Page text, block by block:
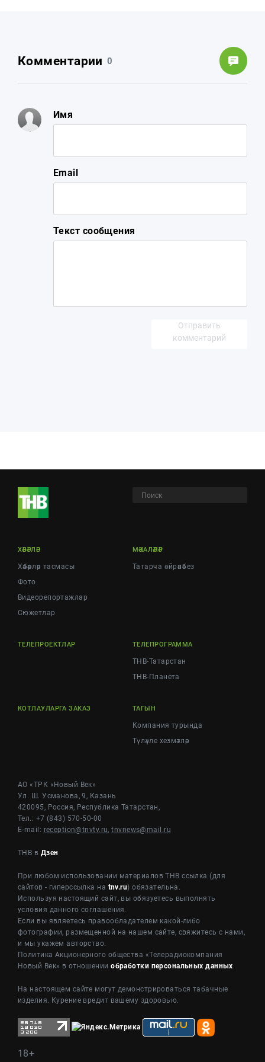
Комментарии 0
Имя
Email
Текст сообщения
Отправить
комментарий
ХӘБӘРЛӘР
Хәбәрләр тасмасы
Фото
Видеорепортажлар
Cюжетлар
МӘКАЛӘЛӘР
Татарча өйрәнәбез
ТЕЛЕПРОЕКТЛАР ТЕЛЕПРОГРАММА
ТНВ-Татарстан
ТНВ-Планета
КОТЛАУЛАРГА ЗАКАЗ ТАГЫН
Компания турында
Түләүле хезмәтләр
АО «ТРК «Новый Век»
Ул. Ш. Усманова, 9, Казань
420095, Россия, Республика Татарстан,
Тел.: +7 (843) 570-50-00
E-mail: reception@tnvtv.ru,tnvnews@mail.ru
ТНВ в Дзен
При любом использовании материалов ТНВ ссылка (для
сайтов - гиперссылка на tnv.ru) обязательна.
Используя настоящий сайт, вы обязуетесь выполнять
условия данного соглашения.
Если вы являетесь правообладателем какой-либо
фотографии, размещенной на нашем сайте, свяжитесь с нами,
и мы укажем авторство.
Политика Акционерного общества «Телерадиокомпания
Новый Век» в отношенииобработки персональных данных.
На настоящем сайте могут демонстрироваться табачные
изделия. Курение вредит вашему здоровью.
18+